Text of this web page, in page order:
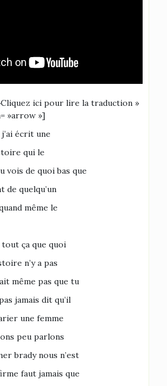
ici pour lire la traduction »
»arrow »]
écrit une
qui le
vois de quoi bas que
de quelqu’un
même le
tout ça que quoi
n’y a pas
même pas que tu
jamais dit qu’il
une femme
peu parlons
brady nous n’est
faut jamais que